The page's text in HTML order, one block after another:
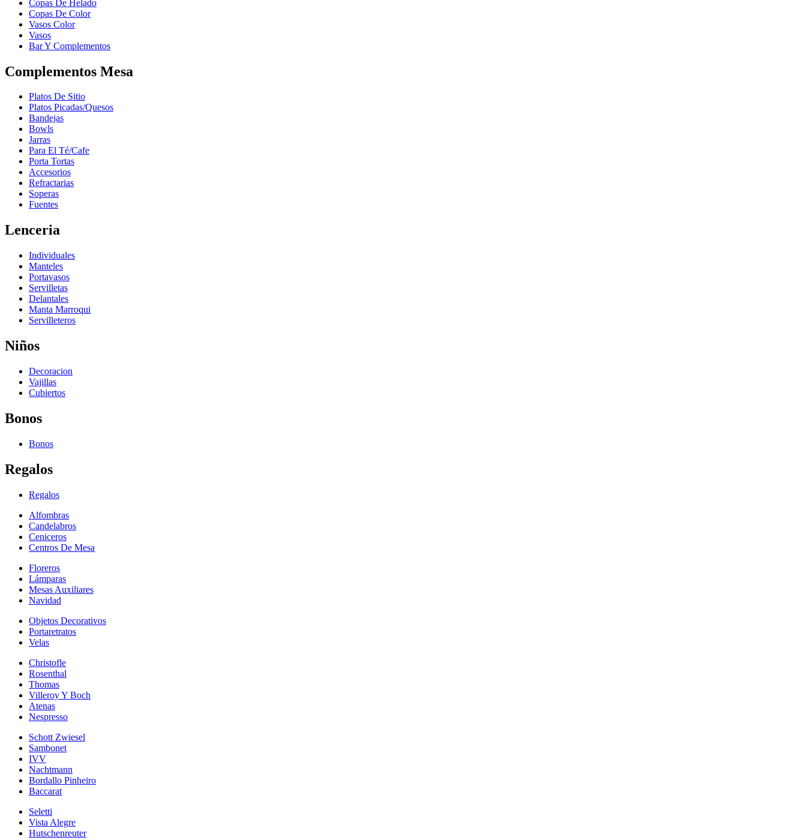
Copas De Helado
Copas De Color
Vasos Color
Vasos
Bar Y Complementos
Complementos Mesa
Platos De Sitio
Platos Picadas/Quesos
Bandejas
Bowls
Jarras
Para El Té/Cafe
Porta Tortas
Accesorios
Refractarias
Soperas
Fuentes
Lenceria
Individuales
Manteles
Portavasos
Servilletas
Delantales
Manta Marroqui
Servilleteros
Niños
Decoracion
Vajillas
Cubiertos
Bonos
Bonos
Regalos
Regalos
Alfombras
Candelabros
Ceniceros
Centros De Mesa
Floreros
Lámparas
Mesas Auxiliares
Navidad
Objetos Decorativos
Portaretratos
Velas
Christofle
Rosenthal
Thomas
Villeroy Y Boch
Atenas
Nespresso
Schott Zwiesel
Sambonet
IVV
Nachtmann
Bordallo Pinheiro
Baccarat
Seletti
Vista Alegre
Hutschenreuter